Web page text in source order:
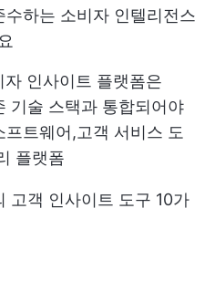
하는 소비자 인텔리전스
자 인사이트 플랫폼은
기술 스택과 통합되어야
프트웨어 ,고객 서비스 도
플랫폼
고객 인사이트 도구 10가